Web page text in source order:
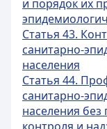
и порядок их
Статья 43.
санитарно-
населения
Статья 44.
санитарно-
населения